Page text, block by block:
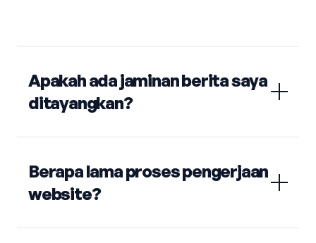
Apakah ada jaminan berita saya
ditayangkan?
Berapa lama proses pengerjaan
website?